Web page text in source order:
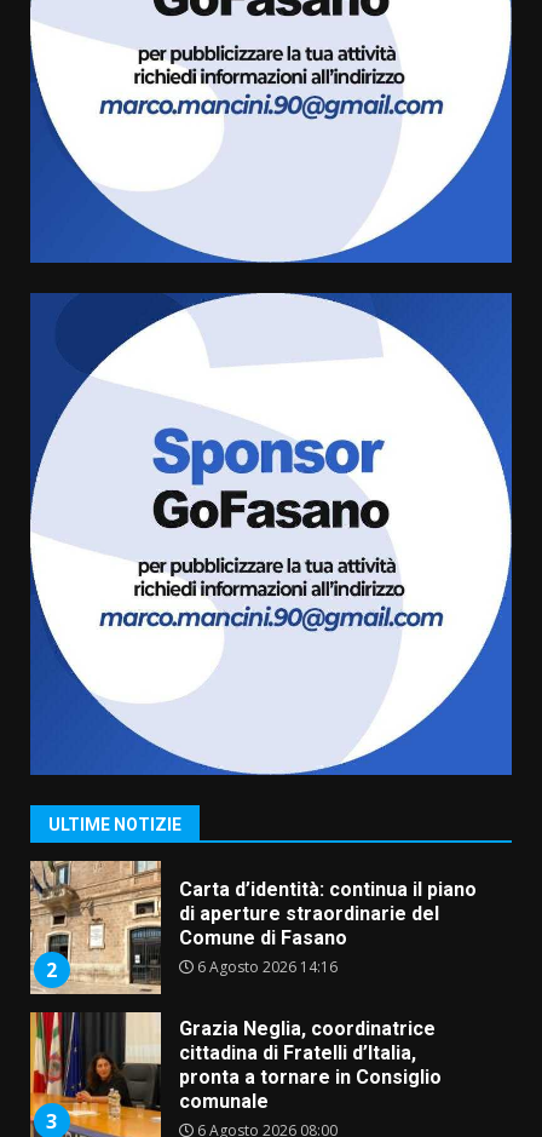
ULTIME NOTIZIE
l’avviso per la gestione
condivisa della Villetta di
Laureto
6 Agosto 2026 06:20
La magia del Minareto e la prima
assoluta de “L’Albergo
Belvedere. Il rapimento”
Serie D, l’Us Fasano è escluso
dal campionato
5 Agosto 2026 17:30
Truffatori in azione nelle
frazioni fasanesi
5 Agosto 2026 11:03
Fasanese ferito a colpi di arma
da fuoco
6 Agosto 2026 18:13
2
Carta d’identità: continua il piano
di aperture straordinarie del
3
Grazia Neglia, coordinatrice
cittadina di Fratelli d’Italia,
pronta a tornare in Consiglio
comunale
6 Agosto 2026 08:00
4
Cura dei beni comuni e
cittadinanza attiva: online
l’avviso per la gestione
condivisa della Villetta di
Laureto